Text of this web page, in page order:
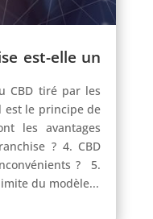
est-elle un
CBD tiré par les
est le principe de
les avantages
? 4. CBD
? 5.
du modèle...